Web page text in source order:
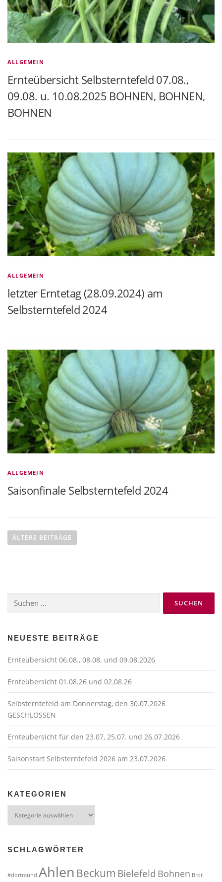
ALLGEMEIN
Ernteübersicht Selbsterntefeld 07.08.,
09.08. u. 10.08.2025 BOHNEN, BOHNEN,
BOHNEN
ALLGEMEIN
letzter Erntetag (28.09.2024) am
Selbsterntefeld 2024
ALLGEMEIN
Saisonfinale Selbsterntefeld 2024
e
a
i
g
t
i
n
ÄLTERE BEITRÄGE
nach:
NEUESTE BEITRÄGE
Ernteübersicht 06.08., 08.08. und 09.08.2026
Ernteübersicht 01.08.26 und 02.08.26
Selbsterntefeld am Donnerstag, den 30.07.2026
GESCHLOSSEN
Ernteübersicht für den 23.07, 25.07. und 26.07.2026
Saisonstart Selbsterntefeld 2026 am 23.07.2026
KATEGORIEN
SCHLAGWÖRTER
#dortmund Ahlen Beckum Bielefeld Bohnen Brot